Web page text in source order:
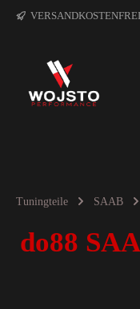
Tuningteile SAAB
do88